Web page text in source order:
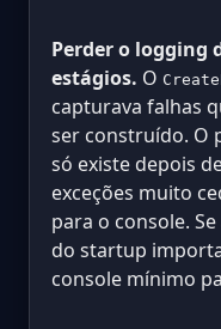
Perder o logging
estágios. O
capturava falhas
ser construído. O
só existe depois
exceções muito
para o console.
do startup
console mínimo